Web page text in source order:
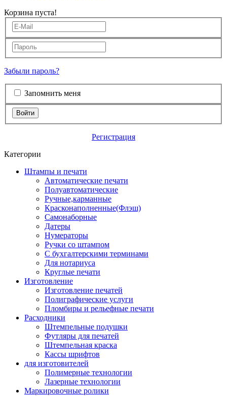
Корзина пуста!
Забыли пароль?
Запомнить меня
Войти
Регистрация
Категории
Штампы и печати
Автоматические печати
Полуавтоматические
Ручные,карманные
Красконаполненные(Флэш)
Самонаборные
Датеры
Нумераторы
Ручки со штампом
С бухгалтерскими терминами
Для нотариуса
Круглые печати
Изготовление
Изготовление печатей
Полиграфические услуги
Пломбиры и рельефные печати
Расходники
Штемпельные подушки
Футляры для печатей
Штемпельная краска
Кассы шрифтов
для изготовителей
Полимерные технологии
Лазерные технологии
Маркировочные ролики